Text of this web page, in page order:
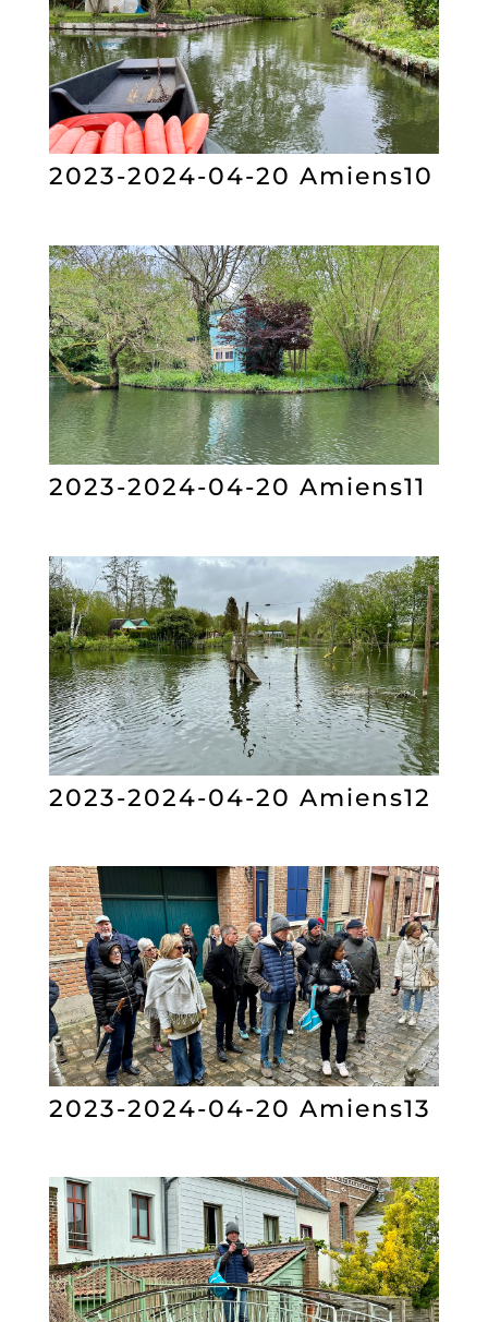
2023-2024-04-20 Amiens10
2023-2024-04-20 Amiens11
2023-2024-04-20 Amiens12
2023-2024-04-20 Amiens13